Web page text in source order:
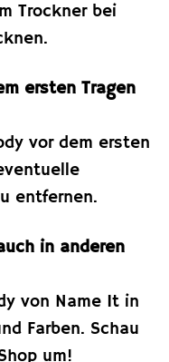
Trockner bei
ersten Tragen
vor dem ersten
entfernen.
in anderen
von Name It in
Farben. Schau
um!